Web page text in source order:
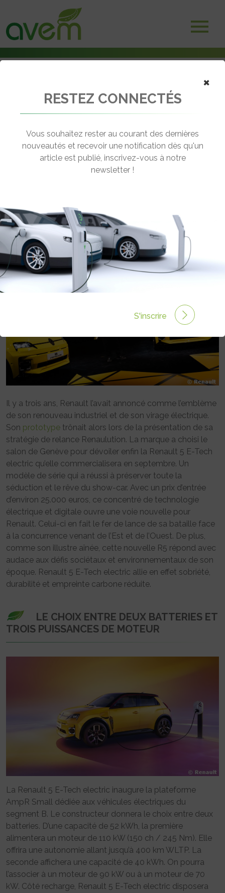
La Renault 5 E-Tech electric se dévoile au salon de Genève
← Revenir aux actualités
DÉVOILE AU SALON DE GENÈVE
Rédigé par Emmanuel Maumon le 29 Fév 2024 à 08:15
1 commentaires
Il y a trois ans, Renault l’avait annoncé comme l’emblème
de son renouveau industriel et de son virage électrique.
Son prototype trônait alors lors de la présentation de sa
stratégie de relance Renaulution. La marque a choisi le
salon de Genève pour dévoiler enfin la Renault 5 E-Tech
electric qu’elle commercialisera en septembre. Un
modèle de série qui a réussi à préserver toute la
séduction et le rêve du show-car. Avec un prix d’entrée
d’environ 25.000 euros, ce concentré de technologie
électrique et digitale ouvre une voie nouvelle pour
Renault. Celui-ci en fait le fer de lance de sa bataille face
à la concurrence venant de l’Est et de l’Ouest. De plus,
comme son illustre aînée, cette nouvelle R5 répond avec
audace aux défis sociétaux et environnementaux de son
époque. Renault 5 E-Tech electric allie en effet sobriété,
durabilité et empreinte carbone réduite.
LE CHOIX ENTRE DEUX BATTERIES ET
TROIS PUISSANCES DE MOTEUR
La Renault 5 E-Tech electric inaugure la plateforme
AmpR Small dédiée aux véhicules électriques du
segment B. Le constructeur donnera le choix entre deux
batteries. D’une capacité de 52 kWh, la première
alimentera un moteur de 110 kW (150 ch / 245 Nm). Elle
offrira une autonomie allant jusqu’à 400 km WLTP. La
seconde affichera une capacité de 40 kWh. On pourra
l’associer à un moteur de 90 kW ou à un moteur de 70
kW. Côté recharge, Renault 5 E-Tech electric disposera
×
RESTEZ CONNECTÉS
Vous souhaitez rester au courant des dernières
nouveautés et recevoir une notification dès qu'un
article est publié, inscrivez-vous à notre
newsletter !
S'inscrire